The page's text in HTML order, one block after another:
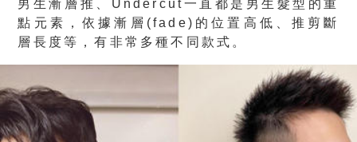
男生漸層推、Undercut一直都是男生髮型的重
點元素，依據漸層(fade)的位置高低、推剪斷
層長度等，有非常多種不同款式。